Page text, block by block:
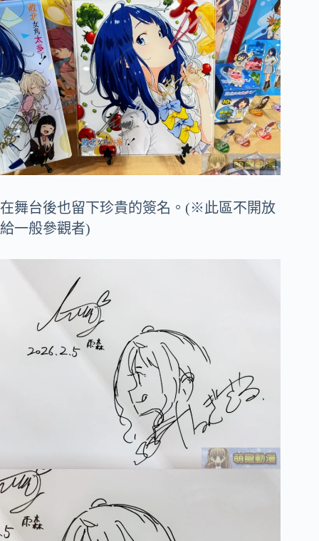
在舞台後也留下珍貴的簽名。(※此區不開放
給一般參觀者)